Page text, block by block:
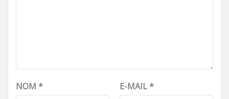
NOM * E-MAIL*